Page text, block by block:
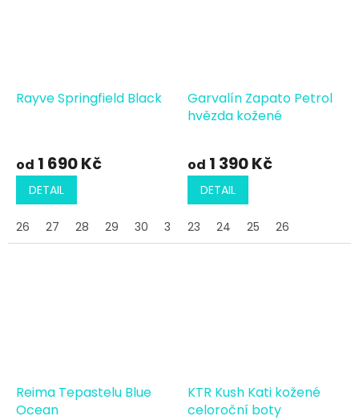
Rayve Springfield Black
od 1 690 Kč
DETAIL
26 27 28 29 30 34
Garvalín Zapato Petrol
hvězda kožené
od 1 390 Kč
DETAIL
23 24 25 26
Reima Tepastelu Blue
Ocean
KTR Kush Kati kožené
celoroční boty